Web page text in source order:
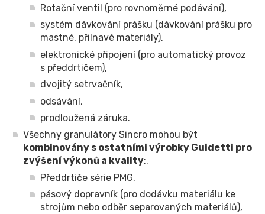
Rotační ventil (pro rovnoměrné podávání),
systém dávkování prášku (dávkování prášku pro
mastné, přilnavé materiály),
elektronické připojení (pro automatický provoz
s předdrtičem),
dvojitý setrvačník,
odsávání,
prodloužená záruka.
Všechny granulátory Sincro mohou být
kombinovány s ostatními výrobky Guidetti pro
zvýšení výkonů a kvality:.
Předdrtiče série PMG,
pásový dopravník (pro dodávku materiálu ke
strojům nebo odběr separovaných materiálů),